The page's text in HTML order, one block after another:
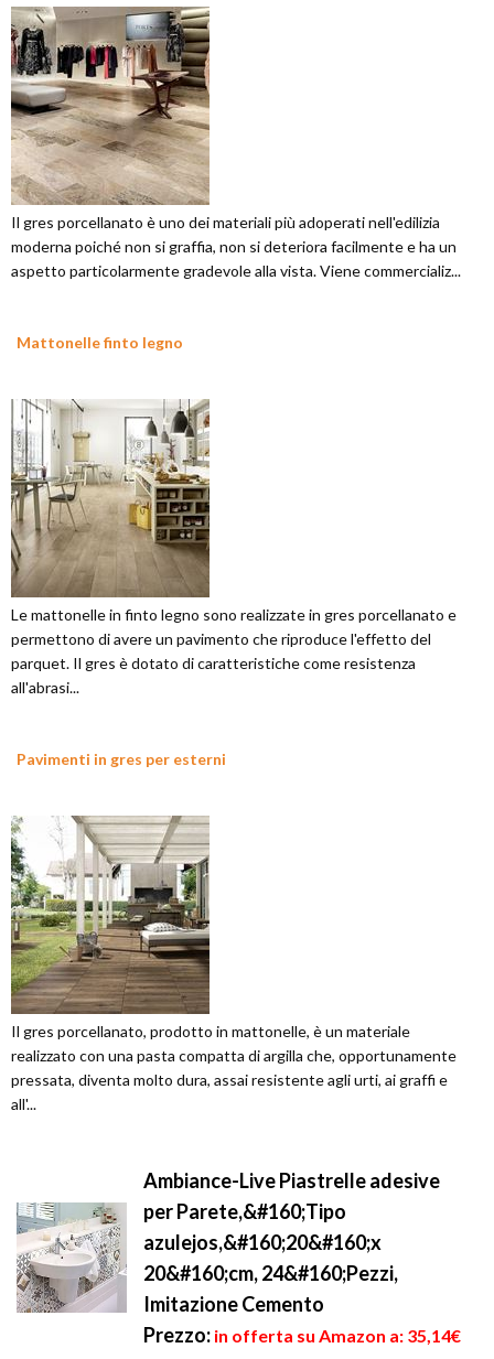
Il gres porcellanato è uno dei materiali più adoperati nell'edilizia
moderna poiché non si graffia, non si deteriora facilmente e ha un
aspetto particolarmente gradevole alla vista. Viene commercializ...
Mattonelle finto legno
Le mattonelle in finto legno sono realizzate in gres porcellanato e
permettono di avere un pavimento che riproduce l'effetto del
parquet. Il gres è dotato di caratteristiche come resistenza
all'abrasi...
Pavimenti in gres per esterni
Il gres porcellanato, prodotto in mattonelle, è un materiale
realizzato con una pasta compatta di argilla che, opportunamente
pressata, diventa molto dura, assai resistente agli urti, ai graffi e
all'...
Ambiance-Live Piastrelle adesive
per Parete,&#160;Tipo
azulejos,&#160;20&#160;x
20&#160;cm, 24&#160;Pezzi,
Imitazione Cemento
Prezzo: in offerta su Amazon a: 35,14€